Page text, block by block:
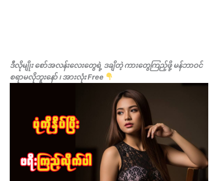
ဒီလိုမျိုး စော်အလန်းလေးတွေရဲ့ ဒချိတဲ့ ကားတွေကြည့်ဖို့ မန်ဘာဝင်
စရာမလိုဘူးနော် ၊ အားလုံး Free